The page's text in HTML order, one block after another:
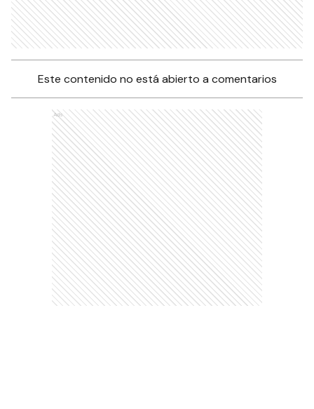
Este contenido no está abierto a comentarios
Ads